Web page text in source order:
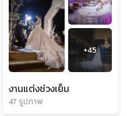
+45
งานแต่งช่วงเย็น
47 รูปภาพ